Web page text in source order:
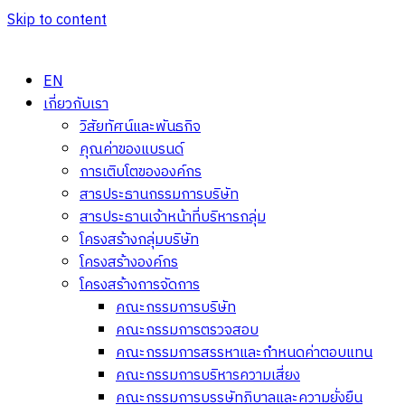
Skip to content
EN
เกี่ยวกับเรา
วิสัยทัศน์และพันธกิจ
คุณค่าของแบรนด์
การเติบโตขององค์กร
สารประธานกรรมการบริษัท
สารประธานเจ้าหน้าที่บริหารกลุ่ม
โครงสร้างกลุ่มบริษัท
โครงสร้างองค์กร
โครงสร้างการจัดการ
คณะกรรมการบริษัท
คณะกรรมการตรวจสอบ
คณะกรรมการสรรหาและกำหนดค่าตอบแทน
คณะกรรมการบริหารความเสี่ยง
คณะกรรมการบรรษัทภิบาลและความยั่งยืน